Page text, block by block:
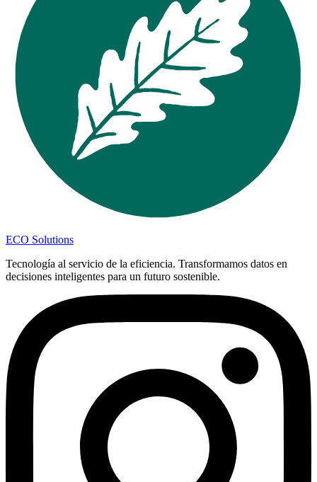
ECO Solutions
Tecnología al servicio de la eficiencia. Transformamos datos en
decisiones inteligentes para un futuro sostenible.